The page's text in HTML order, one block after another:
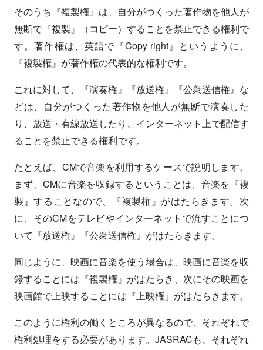
そのうち『複製権』は、自分がつくった著作物を他人が
無断で『複製』（コピー）することを禁止できる権利で
す。著作権は、英語で『Copy right』というように、
『複製権』が著作権の代表的な権利です。
これに対して、『演奏権』『放送権』『公衆送信権』な
どは、自分がつくった著作物を他人が無断で演奏した
り、放送・有線放送したり、インターネット上で配信す
ることを禁止できる権利です。
たとえば、CMで音楽を利用するケースで説明します。
まず、CMに音楽を収録するということは、音楽を『複
製』することなので、『複製権』がはたらきます。次
に、そのCMをテレビやインターネットで流すことにつ
いて『放送権』『公衆送信権』がはたらきます。
同じように、映画に音楽を使う場合は、映画に音楽を収
録することには『複製権』がはたらき、次にその映画を
映画館で上映することには『上映権』がはたらきます。
このように権利の働くところが異なるので、それぞれで
権利処理をする必要があります。JASRACも、それぞれ